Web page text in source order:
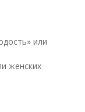
или
женских